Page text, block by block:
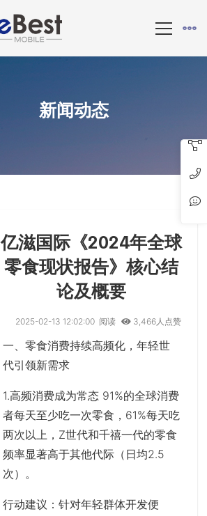
新闻动态
亿滋国际《2024年全球
零食现状报告》核心结
论及概要
2025-02-13 12:02:00 阅读 3,466人点赞
一、零食消费持续高频化，年轻世
代引领新需求
1.高频消费成为常态 91%的全球消费
者每天至少吃一次零食，61%每天吃
两次以上，Z世代和千禧一代的零食
频率显著高于其他代际（日均2.5
次）。
行动建议 ：针对年轻群体开发便